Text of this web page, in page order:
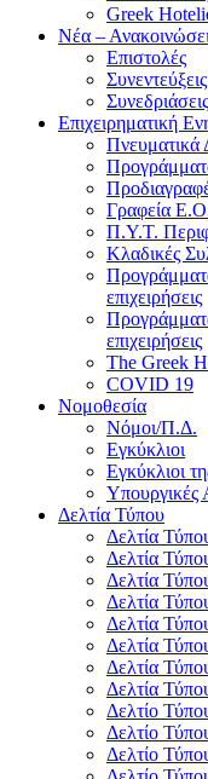
Greek
Νέα –
Επιστολές
Συνεντεύξεις
Συνεδριάσεις
Επιχειρηματική
Πνευματικά
Γραφεία
Π.Υ.Τ.
Κλαδικές
επιχειρήσεις
επιχειρήσεις
The Greek
COVID 19
Νομοθεσία
Νόμοι/Π.Δ.
Εγκύκλιοι
Εγκύκλιοι
Υπουργικές
Δελτία Τύπου
Δελτία
Δελτία
Δελτία
Δελτία
Δελτία
Δελτία
Δελτία
Δελτία
Δελτίο
Δελτίο
Δελτίο